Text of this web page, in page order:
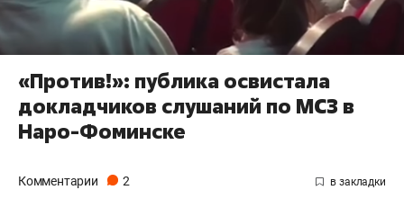
«Против!»: публика освистала
докладчиков слушаний по МСЗ в
Наро-Фоминске
Комментарии 2